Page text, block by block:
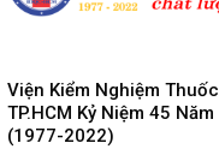
Viện Kiểm Nghiệm Thuốc
TP.HCM Kỷ Niệm 45 Năm
(1977-2022)